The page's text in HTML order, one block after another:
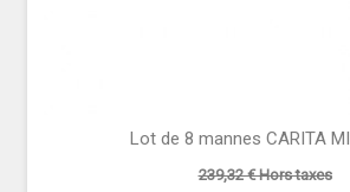
Lot de 8 mannes CARITA
239,32 € Hors taxes